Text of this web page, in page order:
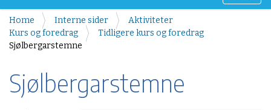
Home Interne sider
Aktiviteter
Kurs og foredrag
Tidligere kurs og foredrag
Sjølbergarstemne
Sjølbergarstemne